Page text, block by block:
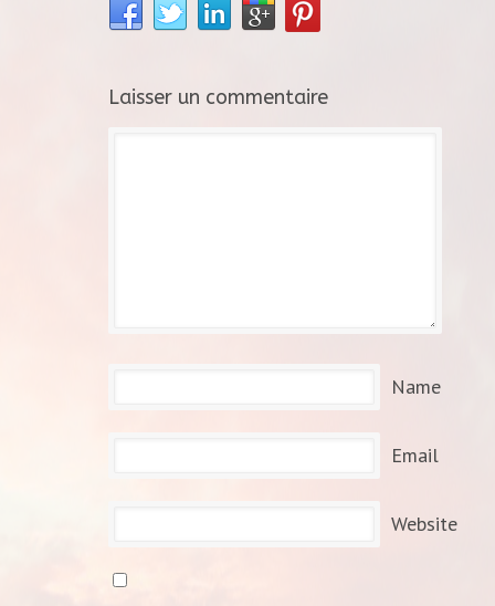
Laisser un commentaire
Name
Email
Website